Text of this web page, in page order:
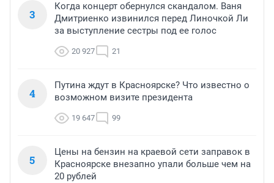
3
Когда концерт обернулся скандалом. Ваня
Дмитриенко извинился перед Линочкой Ли
за выступление сестры под ее голос
20 927 21
4
Путина ждут в Красноярске? Что известно о
возможном визите президента
19 647 99
5
Цены на бензин на краевой сети заправок в
Красноярске внезапно упали больше чем на
20 рублей